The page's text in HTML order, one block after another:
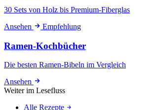
30 Sets von Holz bis Premium-Fiberglas
Ansehen
Empfehlung
Ramen-Kochbücher
Die besten Ramen-Bibeln im Vergleich
Ansehen
Weiter im Lesefluss
Alle Rezepte